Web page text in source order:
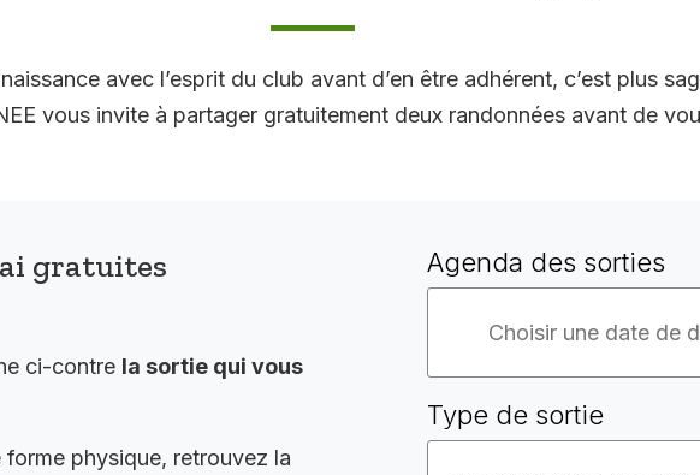
avec l’esprit du club avant d’en être adhérent, c’est plus
vous invite à partager gratuitement deux randonnées avant de
gratuites
ci-contre la sortie qui vous
physique, retrouvez la
Agenda des sorties
Type de sortie